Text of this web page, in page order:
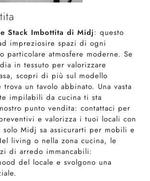
Stack Imbottita di Midj: questo
impreziosire spazi di ogni
particolare atmosfere moderne. Se
in tessuto per valorizzare
scopri di più sul modello
un tavolo abbinato. Una vasta
impilabili da cucina ti sta
punto vendita: contattaci per
e valorizza i tuoi locali con
solo Midj sa assicurarti per mobili e
living o nella zona cucina, le
di arredo immancabili:
del locale e svolgono una